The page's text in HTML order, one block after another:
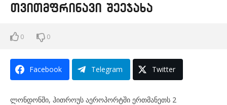
თვითმფრინავი შეეჯახა
0 0
Facebook Telegram Twitter
ლონდონში, ჰითროუს აეროპორტში ერთმანეთს 2